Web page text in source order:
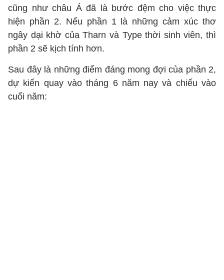
cũng như châu Á đã là bước đệm cho việc thực
hiện phần 2. Nếu phần 1 là những cảm xúc thơ
ngây dại khờ của Tharn và Type thời sinh viên, thì
phần 2 sẽ kịch tính hơn.
Sau đây là những điểm đáng mong đợi của phần 2,
dự kiến quay vào tháng 6 năm nay và chiếu vào
cuối năm: